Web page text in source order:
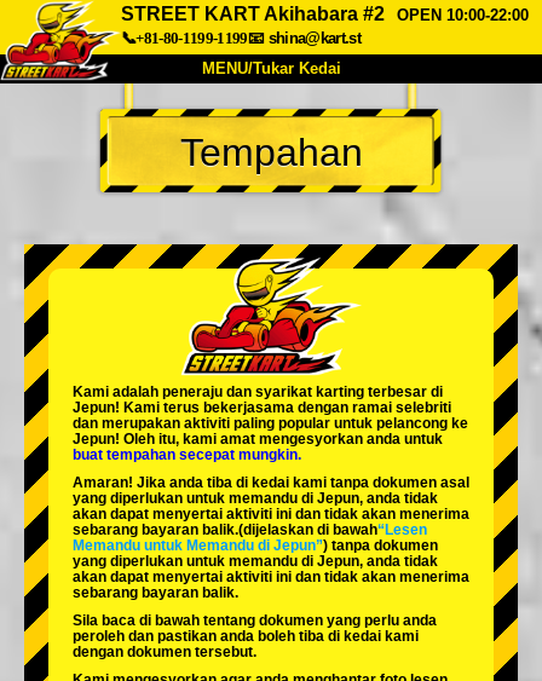
STREET KART Akihabara #2
OPEN 10:00-22:00
📞+81-80-1199-1199📧 shina@kart.st
MENU/Tukar Kedai
UTAMA
Tentang Spesifikasi Harga
Syarikat Tempahan
Tukar Kedai
Tokyo Shinagawa Tokyo Akihabara#1
Tokyo Akihabara#2
Tokyo Shibuya Annex Tokyo Bay
Tokyo Asakusa Osaka
Okinawa
Tempahan
Kami adalah peneraju dan syarikat karting terbesar di
Jepun! Kami terus bekerjasama dengan ramai selebriti
dan merupakan aktiviti paling popular untuk pelancong ke
Jepun! Oleh itu, kami amat mengesyorkan anda untuk
buat tempahan secepat mungkin.
Amaran! Jika anda tiba di kedai kami tanpa dokumen asal
yang diperlukan untuk memandu di Jepun, anda tidak
akan dapat menyertai aktiviti ini dan tidak akan menerima
sebarang bayaran balik.(dijelaskan di bawah“Lesen
Memandu untuk Memandu di Jepun”) tanpa dokumen
yang diperlukan untuk memandu di Jepun, anda tidak
akan dapat menyertai aktiviti ini dan tidak akan menerima
sebarang bayaran balik.
Sila baca di bawah tentang dokumen yang perlu anda
peroleh dan pastikan anda boleh tiba di kedai kami
dengan dokumen tersebut.